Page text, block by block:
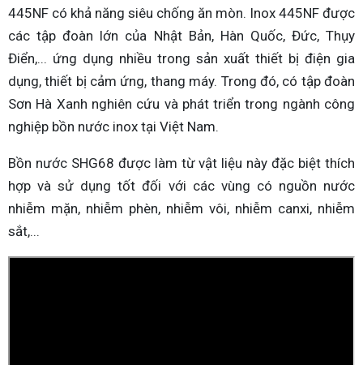
445NF có khả năng siêu chống ăn mòn. Inox 445NF được
các tập đoàn lớn của Nhật Bản, Hàn Quốc, Đức, Thụy
Điển,... ứng dụng nhiều trong sản xuất thiết bị điện gia
dụng, thiết bị cảm ứng, thang máy. Trong đó, có tập đoàn
Sơn Hà Xanh nghiên cứu và phát triển trong ngành công
nghiệp bồn nước inox tại Việt Nam.
Bồn nước SHG68 được làm từ vật liệu này đặc biệt thích
hợp và sử dụng tốt đối với các vùng có nguồn nước
nhiễm mặn, nhiễm phèn, nhiễm vôi, nhiễm canxi, nhiễm
sắt,...